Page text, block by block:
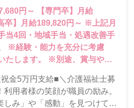
円～ 【専門卒】月給
月給189,820円～ ※上記月
当4回・地域手当・処遇改善手
※経験・能力を充分に考慮
たします。 ※別途、賞与や各
ています。
金5万円支給■＼介護福祉士募
用者様の笑顔が職員の励み。
しみ」や「感動」を見つけてみ